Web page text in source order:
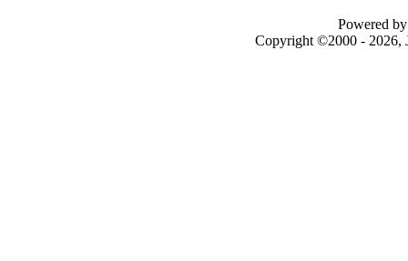
Powered
Copyright ©2000 - 2026,